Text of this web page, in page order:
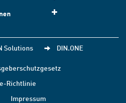
Solutions DIN.ONE
Richtlinie
Impressum